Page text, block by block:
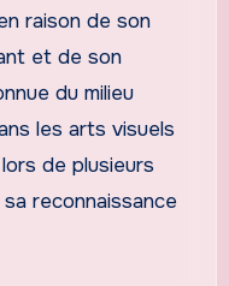
raison de son
et de son
du milieu
les arts visuels
de plusieurs
reconnaissance